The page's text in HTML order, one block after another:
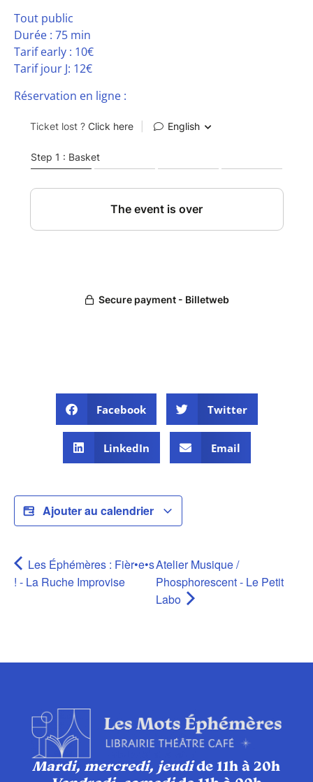
Tout public
Durée : 75 min
Tarif early : 10€
Tarif jour J: 12€
Réservation en ligne :
Facebook Twitter
LinkedIn Email
Ajouter au calendrier
Les Éphémères : Fièr•e•s
! - La Ruche Improvise
Atelier Musique /
Phosphorescent - Le Petit
Labo
Mardi, mercredi, jeudide 11h à 20h